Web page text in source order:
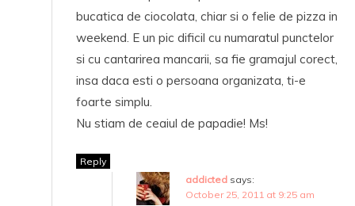
bucatica de ciocolata, chiar si o felie de pizza in
weekend. E un pic dificil cu numaratul punctelor
si cu cantarirea mancarii, sa fie gramajul corect,
insa daca esti o persoana organizata, ti-e
foarte simplu.
Nu stiam de ceaiul de papadie! Ms!
Reply
addicted says:
October 25, 2011 at 9:25 am